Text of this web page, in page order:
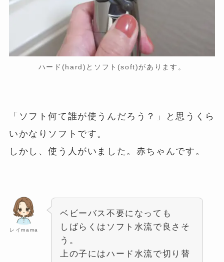
ハード(hard)とソフト(soft)があります。
「ソフト何て誰が使うんだろう？」と思うくら
いかなりソフトです。
しかし、使う人がいました。赤ちゃんです。
レイmama
ベビーバス不要になっても
しばらくはソフト水流で良さそ
う。
上の子にはハード水流で切り替